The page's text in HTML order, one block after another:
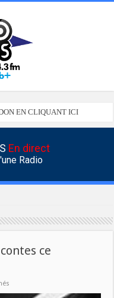
EN CLIQUANT ICI
En direct
Radio
ce